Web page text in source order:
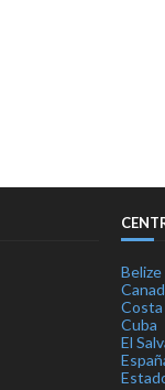
Belize
Costa
Cuba
El